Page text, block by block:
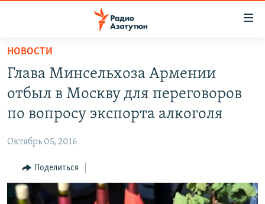
Перейти
основному
содержанию
основной
навигации
Перейти
поиску
НОВОСТИ
ЭКОНОМИКА
РЕГИОН
НАГОРНЫЙ КАРАБАХ
НОВОСТИ
Глава Минсельхоза Армении
отбыл в Москву для переговоров
по вопросу экспорта алкоголя
Октябрь 05, 2016
Поделиться